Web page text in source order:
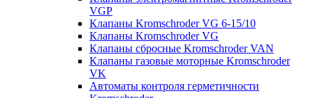
VGP
Клапаны Kromschroder VG 6-15/10
Клапаны Kromschroder VG
Клапаны сбросные Kromschroder VAN
Клапаны газовые моторные Kromschroder
VK
Автоматы контроля герметичности